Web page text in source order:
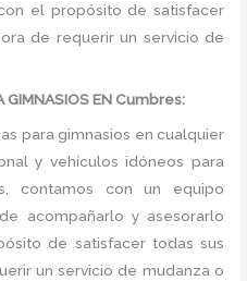
el propósito de satisfacer
de requerir un servicio de
GIMNASIOS EN Cumbres:
para gimnasios en cualquier
y vehículos idóneos para
contamos con un equipo
acompañarlo y asesorarlo
de satisfacer todas sus
un servicio de mudanza o